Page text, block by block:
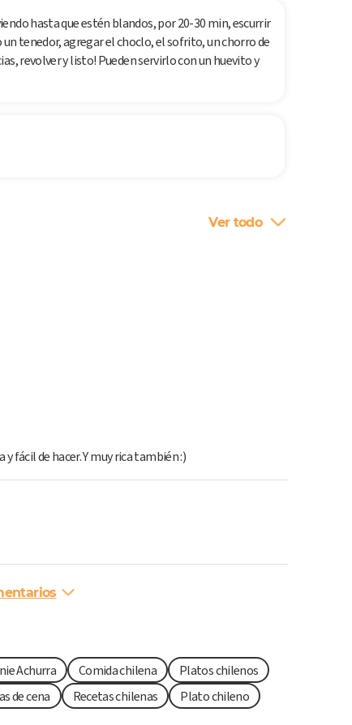
hasta que estén blandos, por 20-30 min, escurrir
tenedor, agregar el choclo, el sofrito, un chorro de
revolver y listo! Pueden servirlo con un huevito y
Ver todo
fácil de hacer. Y muy rica también :)
Achurra Comida chilena
Platos chilenos
de cena Recetas chilenas
Plato chileno